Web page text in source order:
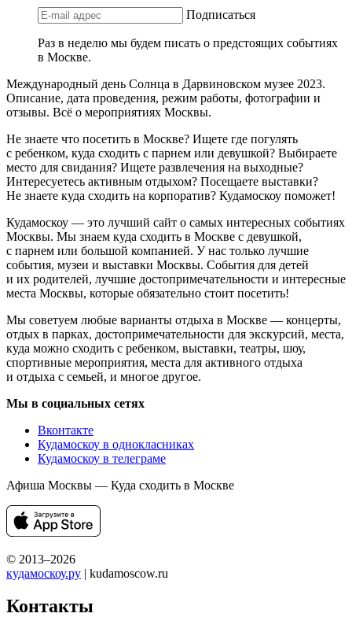
Подписаться
Раз в неделю мы будем писать о предстоящих событиях
в Москве.
Международный день Солнца в Дарвиновском музее 2023.
Описание, дата проведения, режим работы, фотографии и
отзывы. Всё о мероприятиях Москвы.
Не знаете что посетить в Москве? Ищете где погулять
с ребенком, куда сходить с парнем или девушкой? Выбираете
место для свидания? Ищете развлечения на выходные?
Интересуетесь активным отдыхом? Посещаете выставки?
Не знаете куда сходить на корпоратив? Кудамоскоу поможет!
Кудамоскоу — это лучший сайт о самых интересных событиях
Москвы. Мы знаем куда сходить в Москве с девушкой,
с парнем или большой компанией. У нас только лучшие
события, музеи и выставки Москвы. События для детей
и их родителей, лучшие достопримечательности и интересные
места Москвы, которые обязательно стоит посетить!
Мы советуем любые варианты отдыха в Москве — концерты,
отдых в парках, достопримечательности для экскурсий, места,
куда можно сходить с ребенком, выставки, театры, шоу,
спортивные мероприятия, места для активного отдыха
и отдыха с семьей, и многое другое.
Мы в социальных сетях
Вконтакте
Кудамоскоу в однокласниках
Кудамоскоу в телеграме
Афиша Москвы — Куда сходить в Москве
© 2013–2026
кудамоскоу.ру | kudamoscow.ru
Контакты